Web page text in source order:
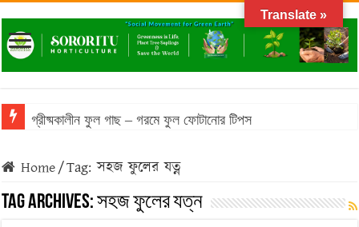
গ্রীষ্মকালীন ফুল গাছ – গরমে ফুল ফোটানোর টিপস
Home/Tag:সহজ ফুলের যত্ন
Tag Archives:সহজ ফুলের যত্ন
Translate »